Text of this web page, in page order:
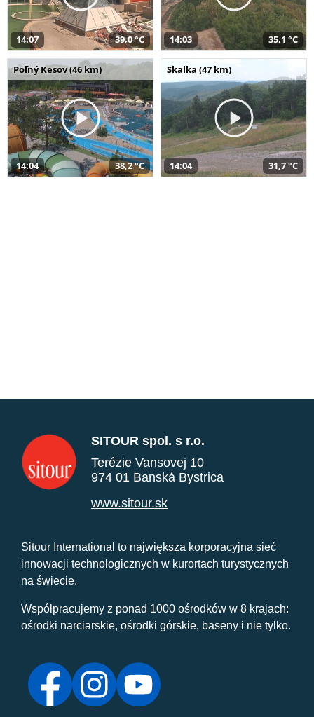
14:07 39,0 °C 14:03 35,1 °C
Poľný Kesov (46 km)
14:04 38,2 °C
Skalka (47 km)
14:04 31,7 °C
SITOUR spol. s r.o.
Terézie Vansovej 10
974 01 Banská Bystrica
www.sitour.sk
Sitour International to największa korporacyjna sieć
innowacji technologicznych w kurortach turystycznych
na świecie.
Współpracujemy z ponad 1000 ośrodków w 8 krajach:
ośrodki narciarskie, ośrodki górskie, baseny i nie tylko.